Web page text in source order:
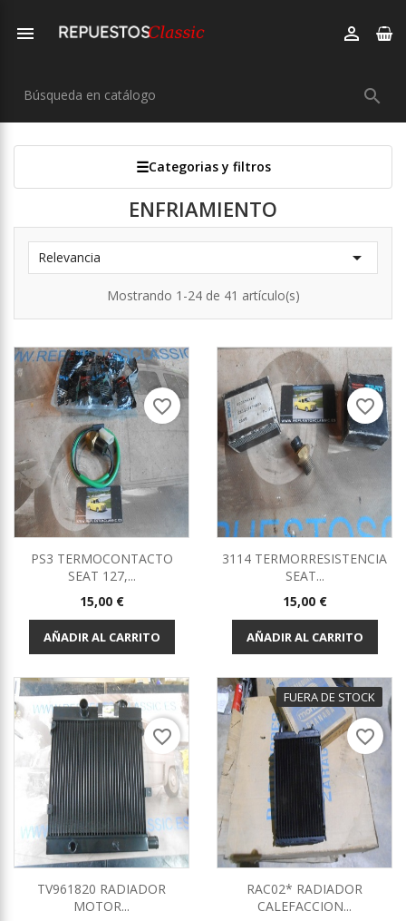
 

Categorias y filtros
ENFRIAMIENTO
Relevancia 
Mostrando 1-24 de 41 artículo(s)
PS3 TERMOCONTACTO
SEAT 127,...
Precio
15,00 €
AÑADIR AL CARRITO
favorite_border
3114 TERMORRESISTENCIA
SEAT...
Precio
15,00 €
AÑADIR AL CARRITO
favorite_border
TV961820 RADIADOR
MOTOR...
favorite_border
FUERA DE STOCK
RAC02* RADIADOR
CALEFACCION...
favorite_border